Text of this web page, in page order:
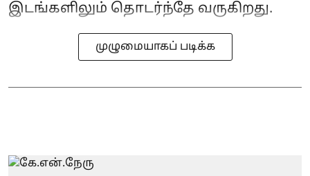
இடங்களிலும் தொடர்ந்தே வருகிறது.
முழுமையாகப் படிக்க